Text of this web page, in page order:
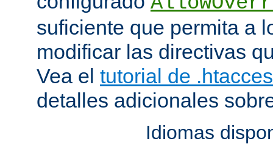
suficiente que permita a
modificar las directivas
Vea el tutorial de
detalles adicionales
Idiomas